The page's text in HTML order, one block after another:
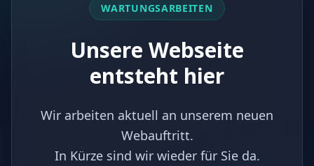
WARTUNGSARBEITEN
Unsere Webseite
entsteht hier
Wir arbeiten aktuell an unserem neuen
Webauftritt.
In Kürze sind wir wieder für Sie da.